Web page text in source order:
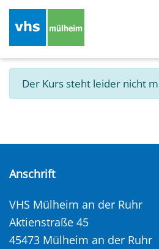
Der Kurs steht leider nicht
Anschrift
VHS Mülheim an der Ruhr
Aktienstraße 45
45473 Mülheim an der Ruhr